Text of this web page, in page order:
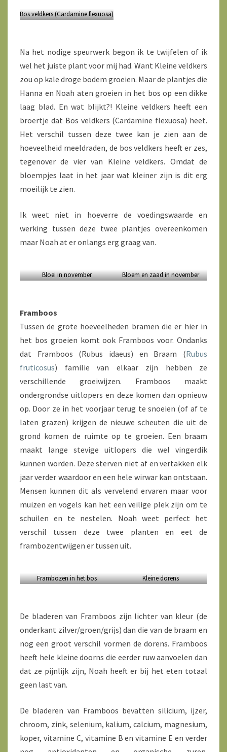
Bos veldkers (Cardamine flexuosa)
Na het nodige speurwerk begon ik te twijfelen of ik
wel het juiste plant voor mij had. Want Kleine veldkers
zou op kale droge bodem groeien. Maar de plantjes die
Hanna en Noah aten groeien in het bos op een dikke
laag blad. En wat blijkt?! Kleine veldkers heeft een
broertje dat Bos veldkers (Cardamine flexuosa) heet.
Het verschil tussen deze twee kan je zien aan de
hoeveelheid meeldraden, de bos veldkers heeft er zes,
tegenover de vier van Kleine veldkers. Omdat de
bloempjes laat in het jaar wat kleiner zijn is dit erg
moeilijk te zien.
Ik weet niet in hoeverre de voedingswaarde en
werking tussen deze twee plantjes overeenkomen
maar Noah at er onlangs erg graag van.
Bloei in november Bloem en zaad in november
Framboos
Tussen de grote hoeveelheden bramen die er hier in
het bos groeien komt ook Framboos voor. Ondanks
dat Framboos (Rubus idaeus) en Braam (Rubus
fruticosus) familie van elkaar zijn hebben ze
verschillende groeiwijzen. Framboos maakt
ondergrondse uitlopers en deze komen dan opnieuw
op. Door ze in het voorjaar terug te snoeien (of af te
laten grazen) krijgen de nieuwe scheuten die uit de
grond komen de ruimte op te groeien. Een braam
maakt lange stevige uitlopers die wel vingerdik
kunnen worden. Deze sterven niet af en vertakken elk
jaar verder waardoor en een hele wirwar kan ontstaan.
Mensen kunnen dit als vervelend ervaren maar voor
muizen en vogels kan het een veilige plek zijn om te
schuilen en te nestelen. Noah weet perfect het
verschil tussen deze twee planten en eet de
frambozentwijgen er tussen uit.
Frambozen in het bos Kleine dorens
De bladeren van Framboos zijn lichter van kleur (de
onderkant zilver/groen/grijs) dan die van de braam en
nog een groot verschil vormen de dorens. Framboos
heeft hele kleine doorns die eerder ruw aanvoelen dan
dat ze pijnlijk zijn, Noah heeft er bij het eten totaal
geen last van.
De bladeren van Framboos bevatten silicium, ijzer,
chroom, zink, selenium, kalium, calcium, magnesium,
koper, vitamine C, vitamine B en vitamine E en verder